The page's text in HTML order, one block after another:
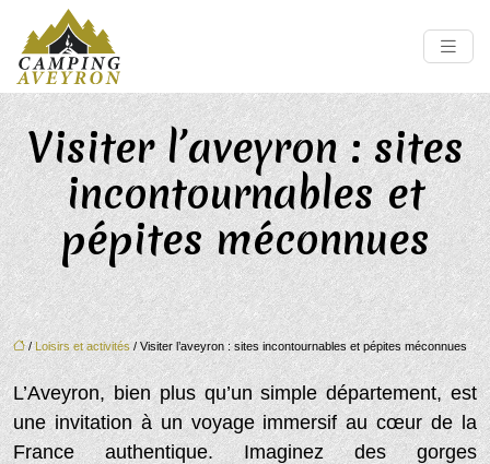
Visiter l’aveyron : sites
incontournables et
pépites méconnues
/Loisirs et activités / Visiter l’aveyron : sites incontournables et pépites méconnues
L’Aveyron, bien plus qu’un simple département, est
une invitation à un voyage immersif au cœur de la
France authentique. Imaginez des gorges